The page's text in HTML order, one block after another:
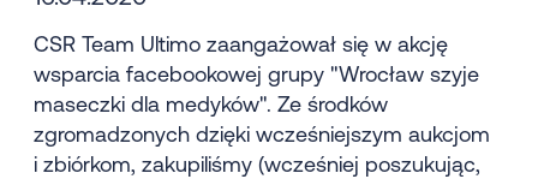
CSR Team Ultimo zaangażował się w akcję
wsparcia facebookowej grupy "Wrocław szyje
maseczki dla medyków". Ze środków
zgromadzonych dzięki wcześniejszym aukcjom
i zbiórkom, zakupiliśmy (wcześniej poszukując,